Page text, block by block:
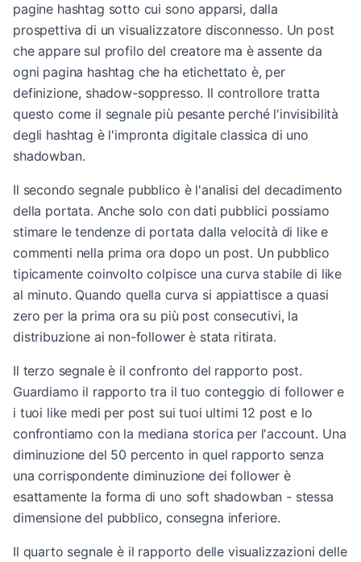
pagine hashtag sotto cui sono apparsi, dalla
prospettiva di un visualizzatore disconnesso. Un post
che appare sul profilo del creatore ma è assente da
ogni pagina hashtag che ha etichettato è, per
definizione, shadow-soppresso. Il controllore tratta
questo come il segnale più pesante perché l'invisibilità
degli hashtag è l'impronta digitale classica di uno
shadowban.
Il secondo segnale pubblico è l'analisi del decadimento
della portata. Anche solo con dati pubblici possiamo
stimare le tendenze di portata dalla velocità di like e
commenti nella prima ora dopo un post. Un pubblico
tipicamente coinvolto colpisce una curva stabile di like
al minuto. Quando quella curva si appiattisce a quasi
zero per la prima ora su più post consecutivi, la
distribuzione ai non-follower è stata ritirata.
Il terzo segnale è il confronto del rapporto post.
Guardiamo il rapporto tra il tuo conteggio di follower e
i tuoi like medi per post sui tuoi ultimi 12 post e lo
confrontiamo con la mediana storica per l'account. Una
diminuzione del 50 percento in quel rapporto senza
una corrispondente diminuzione dei follower è
esattamente la forma di uno soft shadowban - stessa
dimensione del pubblico, consegna inferiore.
Il quarto segnale è il rapporto delle visualizzazioni delle